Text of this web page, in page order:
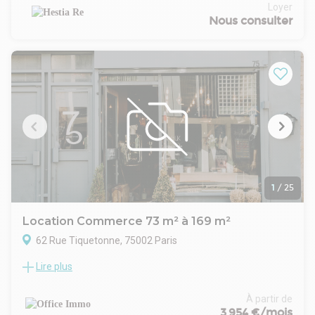
(30 postes)
Construction :
Date (dernière mise à jour) : 2026-08-06
Bail : Contrat de prestations de services
Honoraires / Location: À la charge du preneur
Honoraires / Caract. : 10% HT du montant de la redevance
annuelle
Commentaires: Loyer pour le 2 et 3ème étage : 179 000 EUR
soit 497 EUR/postes
Loyer pour le 5ème : 166 500 EUR soit 513 EUR/postes
Loyer tout inclus (charges, fiscalité, Mobilier neuf, Ménage
quotidien, Internet, Electricité, Entretien des équipements
(climatisation, extincteurs), Dépannage menues réparations)
Loyer
Nous consulter
1 / 25
Location Commerce 73 m² à 169 m²
62 Rue Tiquetonne, 75002 Paris
A proximité immédiate du métro et de la rue du Louvre et de
Au rez-de-chaussée sur cour d' un immeuble de bon
standing.
Lire plus
À partir de